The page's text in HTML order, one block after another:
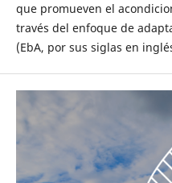
que promueven el
través del enfoque de
(EbA, por sus siglas en